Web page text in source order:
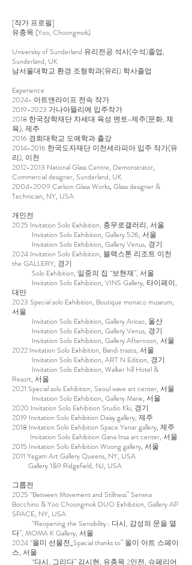
[작가 프로필]
유충목 (Yoo, Choongmok)
University of Sunderland 유리전공 석사(수석)졸업,
Sunderland, UK
남서울대학교 환경 조형학과(유리) 학사졸업
Experience
2024- 아트앤라이프 전속 작가
2019-2023 가나아뜰리에 입주작가
2018 한국장학재단 차세대 육성 멘토-제주(문화, 체
육), 제주
2016 경희대학교 도예학과 출강
2014-2016 한국도자재단 이천세라피아 입주 작가(유
리), 이천
2012-2013 National Glass Centre, Demonstrator,
Commercial designer, Sunderland, UK
2004-2009 Carlson Glass Works, Glass designer &
Technician, NY, USA
개인전
2025 Invitation Solo Exhibition, 충무로갤러리, 서울
Invitation Solo Exhibition, Gallery 526, 서울
Invitation Solo Exhibition, Gallery Venus, 경기
2024 Invitation Solo Exhibition, 블랙스톤 리조트 이천
the GALLERY, 경기
Solo Exhibition, 일중의 집 “보현재”, 서울
Invitation Solo Exhibition, VINS Gallery, 타이페이,
대만
2023 Special solo Exhibition, Boutique monaco museum,
서울
Invitation Solo Exhibition, Gallery Arioso, 울산
Invitation Solo Exhibition, Gallery Venus, 경기
Invitation Solo Exhibition, Gallery Afternoon, 서울
2022 Invitation Solo Exhibition, Bandi trazos, 서울
Invitation Solo Exhibition, ART N Edition, 경기
Invitation Solo Exhibition, Walker hill Hotel &
Resort, 서울
2021 Special solo Exhibition, Seoul wave art center, 서울
Invitation Solo Exhibition, Gallery Marie, 서울
2020 Invitation Solo Exhibition Studio Kki, 경기
2019 Invitation Solo Exhibition Daisy gallery, 제주
2018 Invitation Solo Exhibition Space Yenar gallery, 제주
Invitation Solo Exhibition Gana Insa art center, 서울
2015 Invitation Solo Exhibition Woong gallery, 서울
2011 Yegam Art Gallery Queens, NY, USA
Gallery 1&9 Ridgefield, NJ, USA
그룹전
2025 “Between Movement and Stillness” Serwna
Bocchino & Yoo Choongmok DUO Exhibition, Gallery AP
SPACE, NY, USA
“Reopening the Sensibility : 다시, 감성의 문을 열
다”, MOMA K Gallery, 서울
2024 “올미 선물전_Spacial thanks to” 올미 아트 스페이
스, 서울
“다시, 그리다” 김시현, 유충목 2인전, 슈페리어